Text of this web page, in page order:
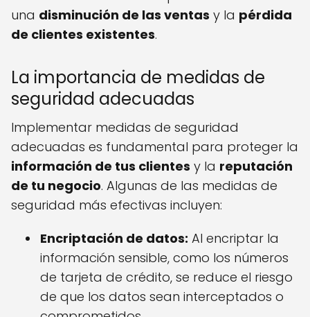
una disminución de las ventas y la pérdida
de clientes existentes.
La importancia de medidas de
seguridad adecuadas
Implementar medidas de seguridad
adecuadas es fundamental para proteger la
información de tus clientes y la reputación
de tu negocio. Algunas de las medidas de
seguridad más efectivas incluyen:
Encriptación de datos: Al encriptar la
información sensible, como los números
de tarjeta de crédito, se reduce el riesgo
de que los datos sean interceptados o